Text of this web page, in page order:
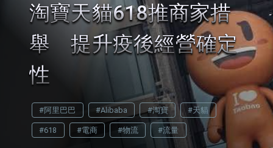
淘寶天貓618推商家措
舉 提升疫後經營確定
性
#阿里巴巴 #Alibaba #淘寶 #天貓
#618 #電商 #物流 #流量